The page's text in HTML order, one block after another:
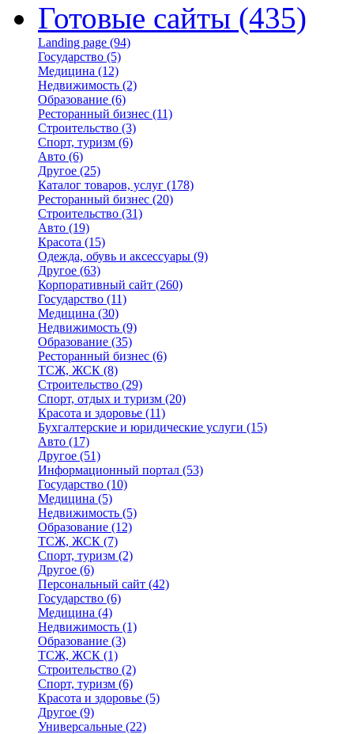
Готовые сайты (435)
Landing page (94)
Государство (5)
Медицина (12)
Недвижимость (2)
Образование (6)
Ресторанный бизнес (11)
Строительство (3)
Спорт, туризм (6)
Авто (6)
Другое (25)
Каталог товаров, услуг (178)
Ресторанный бизнес (20)
Строительство (31)
Авто (19)
Красота (15)
Одежда, обувь и аксессуары (9)
Другое (63)
Корпоративный сайт (260)
Государство (11)
Медицина (30)
Недвижимость (9)
Образование (35)
Ресторанный бизнес (6)
ТСЖ, ЖСК (8)
Строительство (29)
Спорт, отдых и туризм (20)
Красота и здоровье (11)
Бухгалтерские и юридические услуги (15)
Авто (17)
Другое (51)
Информационный портал (53)
Государство (10)
Медицина (5)
Недвижимость (5)
Образование (12)
ТСЖ, ЖСК (7)
Спорт, туризм (2)
Другое (6)
Персональный сайт (42)
Государство (6)
Медицина (4)
Недвижимость (1)
Образование (3)
ТСЖ, ЖСК (1)
Строительство (2)
Спорт, туризм (6)
Красота и здоровье (5)
Другое (9)
Универсальные (22)